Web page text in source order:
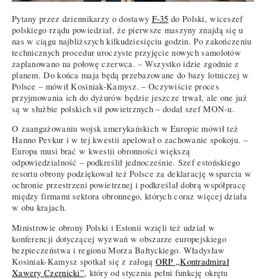
Pytany przez dziennikarzy o dostawy F-35 do Polski, wiceszef
polskiego rządu powiedział, że pierwsze maszyny znajdą się u
nas w ciągu najbliższych kilkudziesięciu godzin. Po zakończeniu
technicznych procedur uroczyste przyjęcie nowych samolotów
zaplanowano na połowę czerwca. – Wszystko idzie zgodnie z
planem. Do końca maja będą przebazowane do bazy lotniczej w
Polsce – mówił Kosiniak-Kamysz. – Oczywiście proces
przyjmowania ich do dyżurów będzie jeszcze trwał, ale one już
są w służbie polskich sił powietrznych – dodał szef MON-u.
O zaangażowaniu wojsk amerykańskich w Europie mówił też
Hanno Pevkur i w tej kwestii apelował o zachowanie spokoju. –
Europa musi brać w kwestii obronności większą
odpowiedzialność – podkreślił jednocześnie. Szef estońskiego
resortu obrony podziękował też Polsce za deklarację wsparcia w
ochronie przestrzeni powietrznej i podkreślał dobrą współpracę
między firmami sektora obronnego, których coraz więcej działa
w obu krajach.
Ministrowie obrony Polski i Estonii wzięli też udział w
konferencji dotyczącej wyzwań w obszarze europejskiego
bezpieczeństwa i regionu Morza Bałtyckiego. Władysław
Kosiniak-Kamysz spotkał się z załogą ORP „Kontradmirał
Xawery Czernicki”, który od stycznia pełni funkcję okrętu